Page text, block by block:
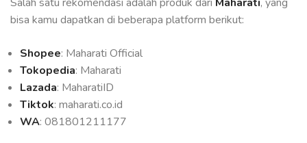
bisa kamu dapatkan di beberapa platform berikut:
Shopee: Maharati Official
Tokopedia: Maharati
Lazada: MaharatiID
Tiktok: maharati.co.id
WA: 081801211177